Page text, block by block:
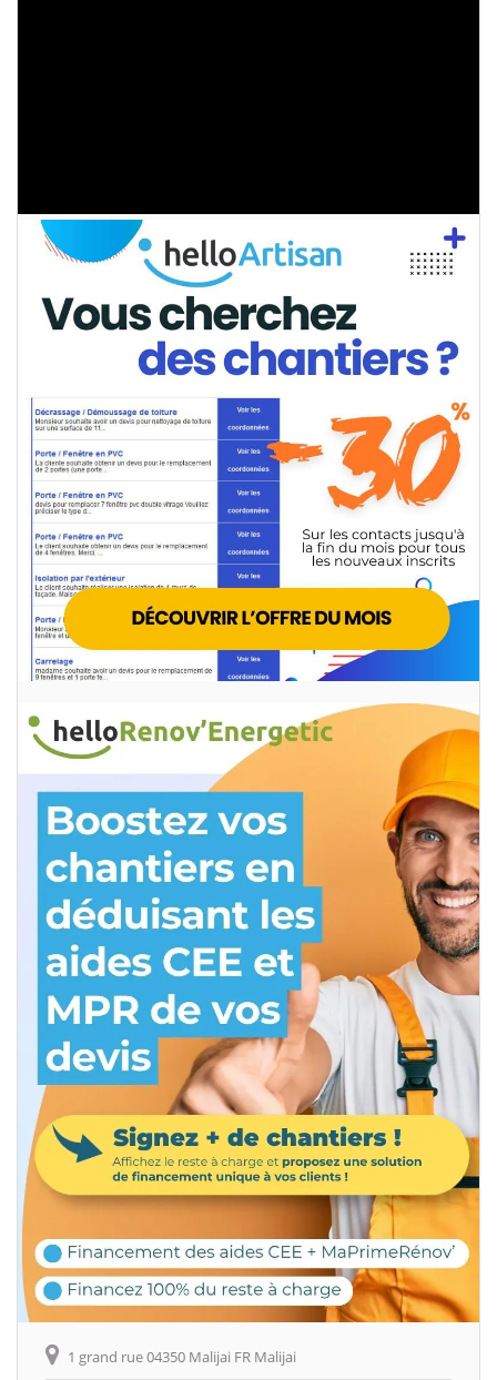
1 grand rue 04350 Malijai FR Malijai